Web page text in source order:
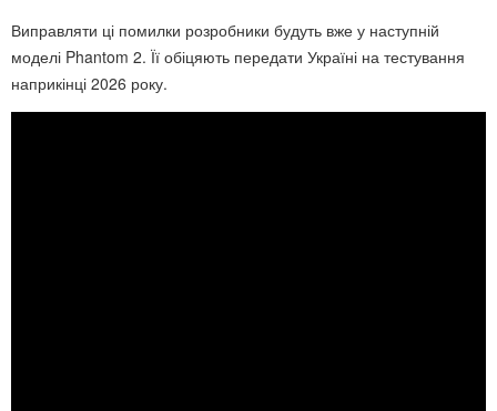
Виправляти ці помилки розробники будуть вже у наступній
моделі Phantom 2. Її обіцяють передати Україні на тестування
наприкінці 2026 року.